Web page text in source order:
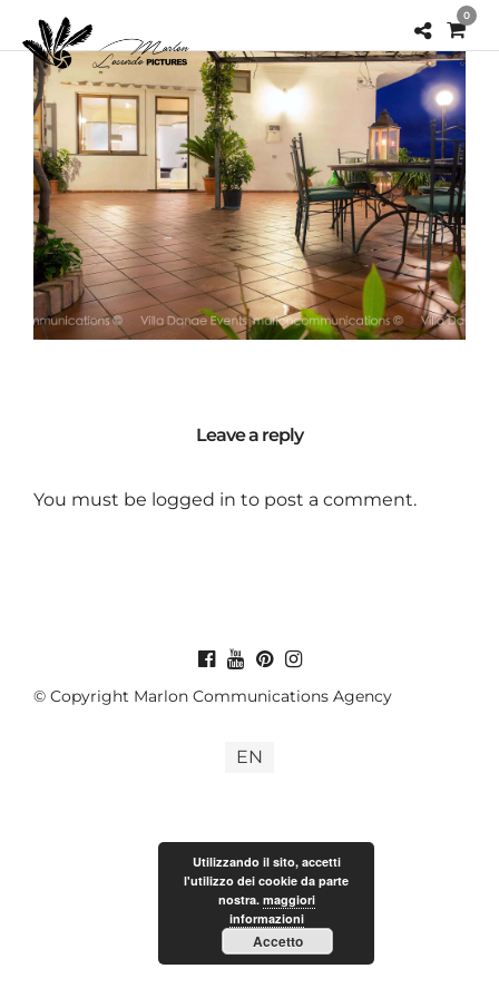
0
Leave a reply
You must be logged in to post a comment.
© Copyright Marlon Communications Agency
EN
Utilizzando il sito, accetti
l'utilizzo dei cookie da parte
nostra. maggiori
informazioni
Accetto